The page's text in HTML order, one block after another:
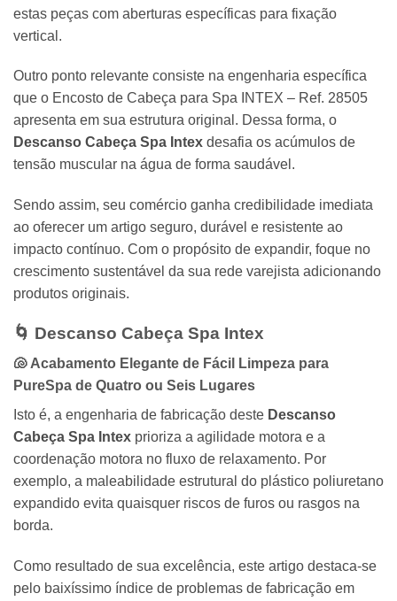
estas peças com aberturas específicas para fixação
vertical.
Outro ponto relevante consiste na engenharia específica
que o Encosto de Cabeça para Spa INTEX – Ref. 28505
apresenta em sua estrutura original. Dessa forma, o
Descanso Cabeça Spa Intex desafia os acúmulos de
tensão muscular na água de forma saudável.
Sendo assim, seu comércio ganha credibilidade imediata
ao oferecer um artigo seguro, durável e resistente ao
impacto contínuo. Com o propósito de expandir, foque no
crescimento sustentável da sua rede varejista adicionando
produtos originais.
🌀 Descanso Cabeça Spa Intex
🐚 Acabamento Elegante de Fácil Limpeza para
PureSpa de Quatro ou Seis Lugares
Isto é, a engenharia de fabricação deste Descanso
Cabeça Spa Intex prioriza a agilidade motora e a
coordenação motora no fluxo de relaxamento. Por
exemplo, a maleabilidade estrutural do plástico poliuretano
expandido evita quaisquer riscos de furos ou rasgos na
borda.
Como resultado de sua excelência, este artigo destaca-se
pelo baixíssimo índice de problemas de fabricação em